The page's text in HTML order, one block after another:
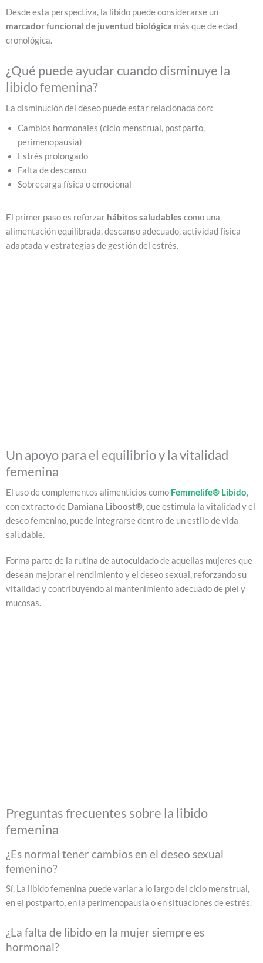
Desde esta perspectiva, la libido puede considerarse un
marcador funcional de juventud biológica más que de edad
cronológica.
¿Qué puede ayudar cuando disminuye la
libido femenina?
La disminución del deseo puede estar relacionada con:
Cambios hormonales (ciclo menstrual, postparto,
perimenopausia)
Estrés prolongado
Falta de descanso
Sobrecarga física o emocional
El primer paso es reforzar hábitos saludables como una
alimentación equilibrada, descanso adecuado, actividad física
adaptada y estrategias de gestión del estrés.
Un apoyo para el equilibrio y la vitalidad
femenina
El uso de complementos alimenticios como Femmelife® Libido,
con extracto de Damiana Liboost®, que estimula la vitalidad y el
deseo femenino, puede integrarse dentro de un estilo de vida
saludable.
Forma parte de la rutina de autocuidado de aquellas mujeres que
desean mejorar el rendimiento y el deseo sexual, reforzando su
vitalidad y contribuyendo al mantenimiento adecuado de piel y
mucosas.
Preguntas frecuentes sobre la libido
femenina
¿Es normal tener cambios en el deseo sexual
femenino?
Sí. La libido femenina puede variar a lo largo del ciclo menstrual,
en el postparto, en la perimenopausia o en situaciones de estrés.
¿La falta de libido en la mujer siempre es
hormonal?